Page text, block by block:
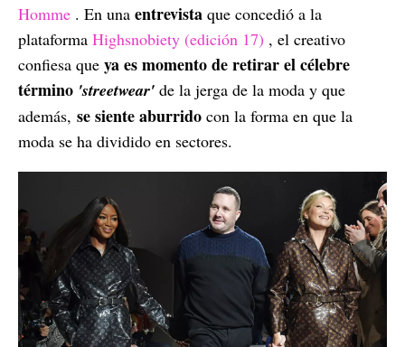
Homme . En una entrevista que concedió a la
plataforma Highsnobiety (edición 17) , el creativo
confiesa que ya es momento de retirar el célebre
término 'streetwear' de la jerga de la moda y que
además, se siente aburrido con la forma en que la
moda se ha dividido en sectores.